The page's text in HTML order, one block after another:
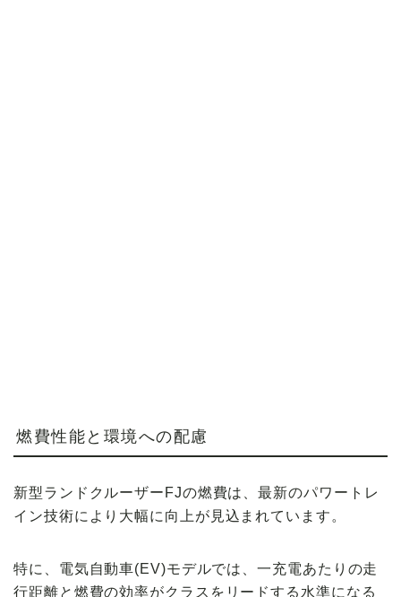
燃費性能と環境への配慮
新型ランドクルーザーFJの燃費は、最新のパワートレ
イン技術により大幅に向上が見込まれています。
特に、電気自動車(EV)モデルでは、一充電あたりの走
行距離と燃費の効率がクラスをリードする水準になる